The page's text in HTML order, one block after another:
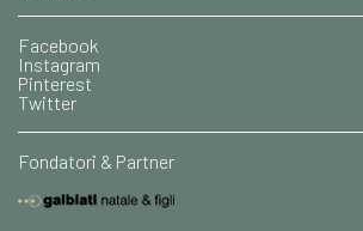
Facebook
Instagram
Pinterest
Twitter
Fondatori & Partner